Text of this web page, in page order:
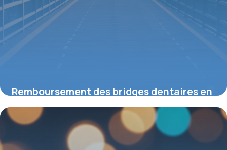
Remboursement des bridges dentaires en
2026 : ce que vous devez savoir
14 mai 2026